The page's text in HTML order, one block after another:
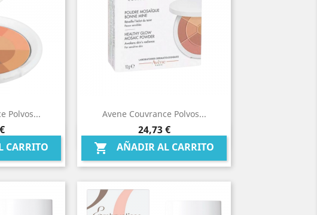
Polvos...
CARRITO
Avene Couvrance Polvos...
Precio
24,73 €
 AÑADIR AL CARRITO
Vista rápida